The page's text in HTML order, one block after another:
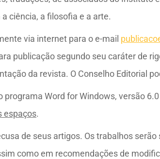
ciência, a filosofia e a arte.
via internet para o e-mail
publicação segundo seu caráter de
da revista. O Conselho Editorial
Word for Windows, versão
espaços.
de seus artigos. Os trabalhos
como em recomendações de